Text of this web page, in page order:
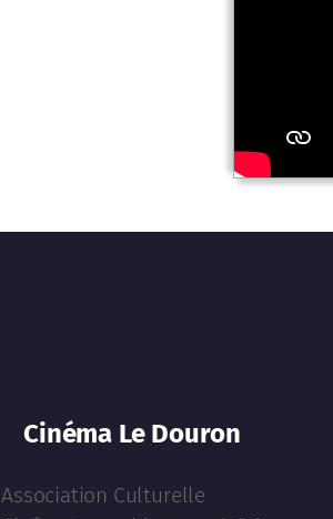
Cinéma Le Douron
Association Culturelle